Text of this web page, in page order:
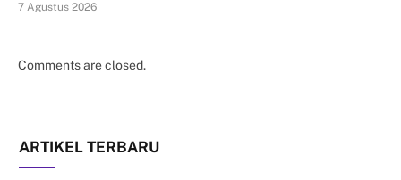
7 Agustus 2026
Comments are closed.
ARTIKEL TERBARU